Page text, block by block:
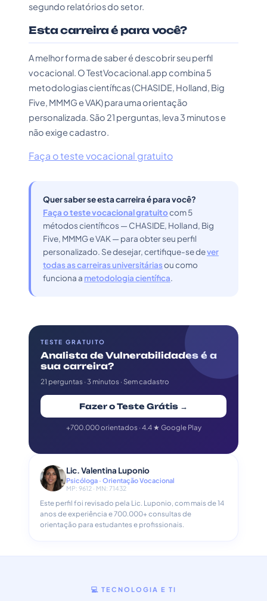
segundo relatórios do setor.
Esta carreira é para você?
A melhor forma de saber é descobrir seu perfil
vocacional. O TestVocacional.app combina 5
metodologias científicas (CHASIDE, Holland, Big
Five, MMMG e VAK) para uma orientação
personalizada. São 21 perguntas, leva 3 minutos e
não exige cadastro.
Faça o teste vocacional gratuito
Quer saber se esta carreira é para você?
Faça o teste vocacional gratuitocom 5
métodos científicos — CHASIDE, Holland, Big
Five, MMMG e VAK — para obter seu perfil
personalizado. Se desejar, certifique-se dever
todas as carreiras universitáriasou como
funciona a metodologia científica.
TESTE GRATUITO
Analista de Vulnerabilidades é a
sua carreira?
21 perguntas · 3 minutos · Sem cadastro
Fazer o Teste Grátis →
+700.000 orientados · 4.4 ★ Google Play
Lic. Valentina Luponio
Psicóloga · Orientação Vocacional
MP: 9612 · MN: 71432
Este perfil foi revisado pela Lic. Luponio, com mais de 14
anos de experiência e 700.000+ consultas de
orientação para estudantes e profissionais.
💻 TECNOLOGIA E TI